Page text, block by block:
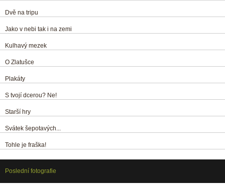
Dvě na tripu
Jako v nebi tak i na zemi
Kulhavý mezek
O Zlatušce
Plakáty
S tvojí dcerou? Ne!
Starší hry
Svátek šepotavých...
Tohle je fraška!
Poslední fotografie